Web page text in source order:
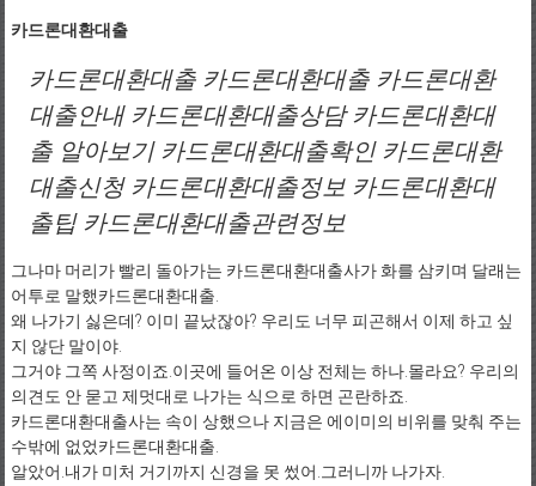
카드론대환대출
카드론대환대출 카드론대환대출 카드론대환
대출안내 카드론대환대출상담 카드론대환대
출 알아보기 카드론대환대출확인 카드론대환
대출신청 카드론대환대출정보 카드론대환대
출팁 카드론대환대출관련정보
그나마 머리가 빨리 돌아가는 카드론대환대출사가 화를 삼키며 달래는
어투로 말했카드론대환대출.
왜 나가기 싫은데? 이미 끝났잖아? 우리도 너무 피곤해서 이제 하고 싶
지 않단 말이야.
그거야 그쪽 사정이죠.이곳에 들어온 이상 전체는 하나.몰라요? 우리의
의견도 안 묻고 제멋대로 나가는 식으로 하면 곤란하죠.
카드론대환대출사는 속이 상했으나 지금은 에이미의 비위를 맞춰 주는
수밖에 없었카드론대환대출.
알았어.내가 미처 거기까지 신경을 못 썼어.그러니까 나가자.